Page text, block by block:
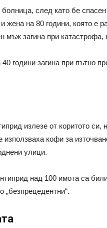
след като бе
жена на 80 години, която е
загина при катастрофа,
години загина при пътно
излезе от коритото си,
кофи за
улици.
над 100 имота са
„безпрецедентни“.